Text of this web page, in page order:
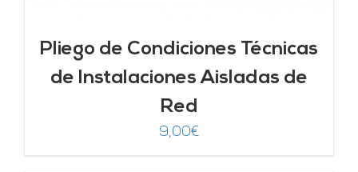
Pliego de Condiciones Técnicas
de Instalaciones Aisladas de
Red
9,00€